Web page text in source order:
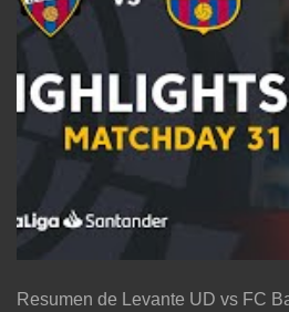
Resumen de Levante UD vs FC